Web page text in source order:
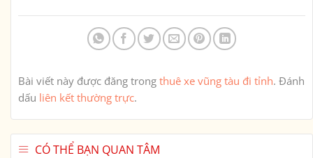
Bài viết này được đăng trong thuê xe vũng tàu đi tỉnh. Đánh
dấu liên kết thường trực.
CÓ THỂ BẠN QUAN TÂM